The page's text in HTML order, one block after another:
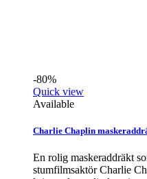
-80%
Quick view
Available
Charlie Chaplin
En rolig maskeraddräkt
stumfilmsaktör Charlie